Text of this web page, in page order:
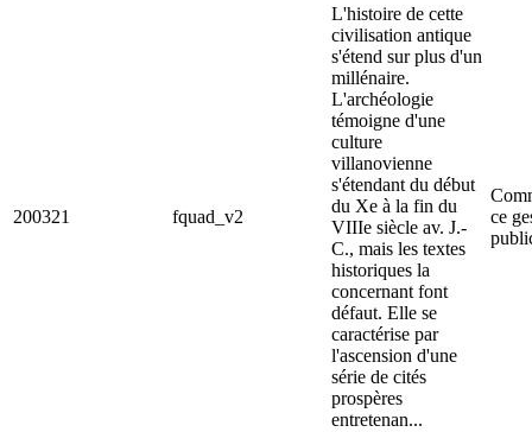
200321 fquad_v2
L'histoire de cette
civilisation antique
s'étend sur plus d'un
millénaire.
L'archéologie
témoigne d'une
culture
villanovienne
s'étendant du début
du Xe à la fin du
VIIIe siècle av. J.-
C., mais les textes
historiques la
concernant font
défaut. Elle se
caractérise par
l'ascension d'une
série de cités
prospères
entretenan...
ce